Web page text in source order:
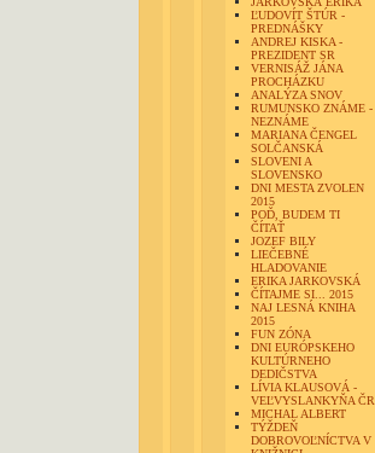
ĽUDOVÍT ŠTÚR -
PREDNÁŠKY
ANDREJ KISKA -
PREZIDENT SR
VERNISÁŽ JÁNA
PROCHÁZKU
ANALÝZA SNOV
RUMUNSKO ZNÁME -
NEZNÁME
MARIANA ČENGEL
SOLČANSKÁ
SLOVENI A
SLOVENSKO
DNI MESTA ZVOLEN
2015
POĎ, BUDEM TI
ČÍTAŤ
JOZEF BILY
LIEČEBNÉ
HLADOVANIE
ERIKA JARKOVSKÁ
ČÍTAJME SI... 2015
NAJ LESNÁ KNIHA
2015
FUN ZÓNA
DNI EURÓPSKEHO
KULTÚRNEHO
DEDIČSTVA
LÍVIA KLAUSOVÁ -
VEĽVYSLANKYŇA ČR
MICHAL ALBERT
TÝŽDEŇ
DOBROVOĽNÍCTVA V